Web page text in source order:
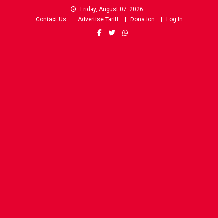
Friday, August 07, 2026
Contact Us
Advertise Tariff Donation Log In